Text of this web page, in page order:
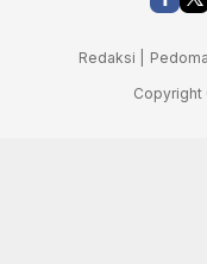
Redaksi |
Copyright